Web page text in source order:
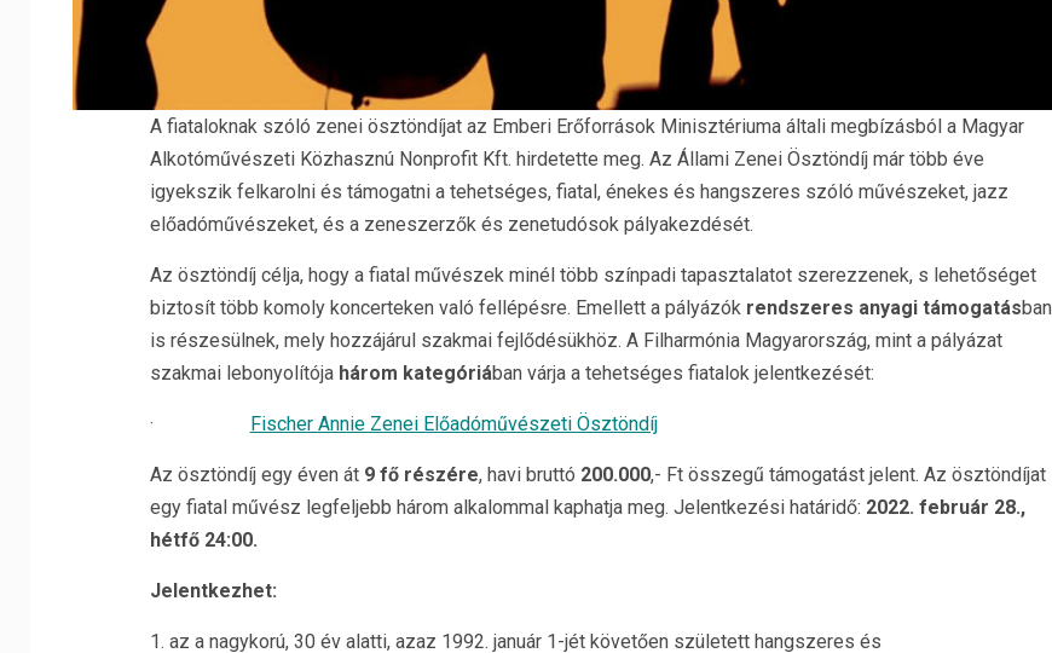
A fiataloknak szóló zenei ösztöndíjat az Emberi Erőforrások Minisztériuma általi megbízásból a Magyar
Alkotóművészeti Közhasznú Nonprofit Kft. hirdetette meg. Az Állami Zenei Ösztöndíj már több éve
igyekszik felkarolni és támogatni a tehetséges, fiatal, énekes és hangszeres szóló művészeket, jazz
előadóművészeket, és a zeneszerzők és zenetudósok pályakezdését.
Az ösztöndíj célja, hogy a fiatal művészek minél több színpadi tapasztalatot szerezzenek, s lehetőséget
biztosít több komoly koncerteken való fellépésre. Emellett a pályázók rendszeres anyagi támogatásban
is részesülnek, mely hozzájárul szakmai fejlődésükhöz. A Filharmónia Magyarország, mint a pályázat
szakmai lebonyolítója három kategóriában várja a tehetséges fiatalok jelentkezését:
· Fischer Annie Zenei Előadóművészeti Ösztöndíj
Az ösztöndíj egy éven át9 fő részére, havi bruttó 200.000,- Ft összegű támogatást jelent. Az ösztöndíjat
egy fiatal művész legfeljebb három alkalommal kaphatja meg. Jelentkezési határidő: 2022. február 28.,
hétfő 24:00.
Jelentkezhet:
1. az a nagykorú, 30 év alatti, azaz 1992. január 1-jét követően született hangszeres és